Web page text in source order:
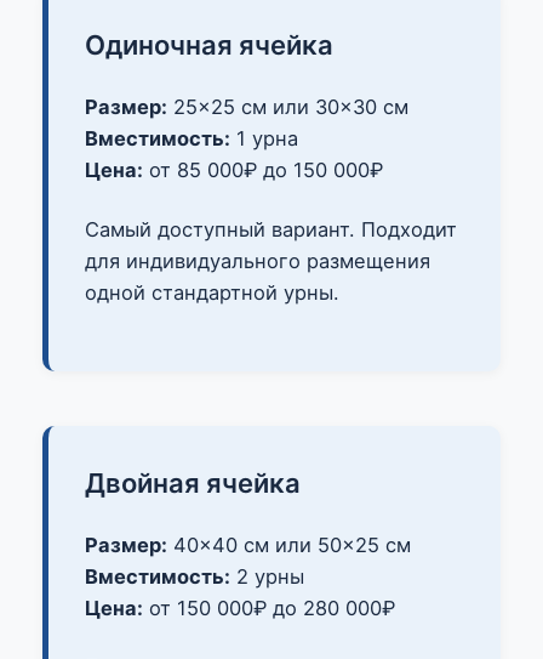
Одиночная ячейка
Размер: 25×25 см или 30×30 см
Вместимость: 1 урна
Цена: от 85 000₽ до 150 000₽
Самый доступный вариант. Подходит
для индивидуального размещения
одной стандартной урны.
Двойная ячейка
Размер: 40×40 см или 50×25 см
Вместимость: 2 урны
Цена: от 150 000₽ до 280 000₽